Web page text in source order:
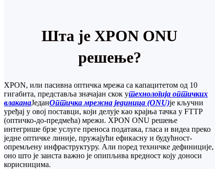
Шта је XPON ONU
решење?
XPON, или пасивна оптичка мрежа са капацитетом од 10
гигабита, представља значајан скок утехнологија оптичких
влаканаЈеданОптичка мрежна јединица (ONU)је кључни
уређај у овој поставци, који делује као крајња тачка у FTTP
(оптичко-до-предмећа) мрежи. XPON ONU решење
интегрише брзе услуге преноса података, гласа и видеа преко
једне оптичке линије, пружајући ефикасну и будућност-
опремљену инфраструктуру. Али поред техничке дефиниције,
оно што је заиста важно је опипљива вредност коју доноси
корисницима.